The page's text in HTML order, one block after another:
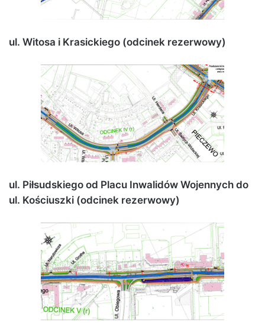
ul. Witosa i Krasickiego (odcinek rezerwowy)
ul. Piłsudskiego od Placu Inwalidów Wojennych do
ul. Kościuszki (odcinek rezerwowy)